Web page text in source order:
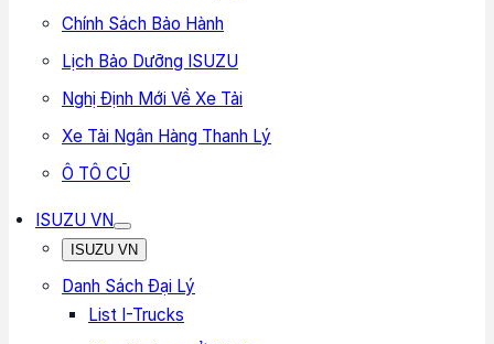
Chính Sách Bảo Hành
Lịch Bảo Dưỡng ISUZU
Nghị Định Mới Về Xe Tải
Xe Tải Ngân Hàng Thanh Lý
Ô TÔ CŨ
ISUZU VN
ISUZU VN
Danh Sách Đại Lý
List I-Trucks